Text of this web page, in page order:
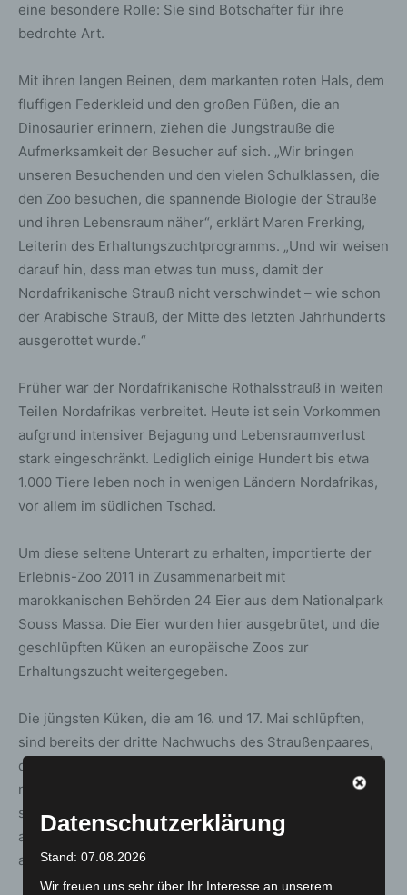
eine besondere Rolle: Sie sind Botschafter für ihre
bedrohte Art.
Mit ihren langen Beinen, dem markanten roten Hals, dem
fluffigen Federkleid und den großen Füßen, die an
Dinosaurier erinnern, ziehen die Jungstrauße die
Aufmerksamkeit der Besucher auf sich. „Wir bringen
unseren Besuchenden und den vielen Schulklassen, die
den Zoo besuchen, die spannende Biologie der Strauße
und ihren Lebensraum näher“, erklärt Maren Frerking,
Leiterin des Erhaltungszuchtprogramms. „Und wir weisen
darauf hin, dass man etwas tun muss, damit der
Nordafrikanische Strauß nicht verschwindet – wie schon
der Arabische Strauß, der Mitte des letzten Jahrhunderts
ausgerottet wurde.“
Früher war der Nordafrikanische Rothalsstrauß in weiten
Teilen Nordafrikas verbreitet. Heute ist sein Vorkommen
aufgrund intensiver Bejagung und Lebensraumverlust
stark eingeschränkt. Lediglich einige Hundert bis etwa
1.000 Tiere leben noch in wenigen Ländern Nordafrikas,
vor allem im südlichen Tschad.
Um diese seltene Unterart zu erhalten, importierte der
Erlebnis-Zoo 2011 in Zusammenarbeit mit
marokkanischen Behörden 24 Eier aus dem Nationalpark
Souss Massa. Die Eier wurden hier ausgebrütet, und die
geschlüpften Küken an europäische Zoos zur
Erhaltungszucht weitergegeben.
Die jüngsten Küken, die am 16. und 17. Mai schlüpften,
sind bereits der dritte Nachwuchs des Straußenpaares,
das aus den importierten Eiern stammt. „Das hiesige
norddeutsch-feuchtkalte Wetter macht es leider sehr
schwierig, dass die Elterntiere ihre Eier selbst
ausbrüten“, so Maren Frerking. Daher werden einige Eier
aus dem Nest genommen und im Inkubator ausgebrütet.
Datenschutzerklärung
Stand: 07.08.2026
Wir freuen uns sehr über Ihr Interesse an unserem